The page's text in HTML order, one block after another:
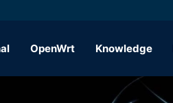
OpenWrt Knowledge